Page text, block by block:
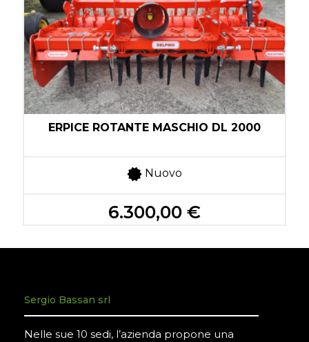
ERPICE ROTANTE MASCHIO DL 2000
Nuovo
6.300,00 €
Sergio Bassan srl
Nelle sue 10 sedi, l’azienda propone una